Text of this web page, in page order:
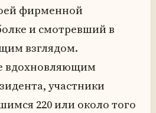
фирменной
и смотревший в
взглядом.
вдохновляющим
участники
220 или около того